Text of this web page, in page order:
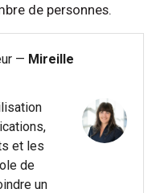
de personnes.
— Mireille
et les
de
un